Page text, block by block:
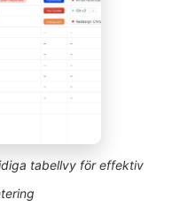
tabellvy för effektiv